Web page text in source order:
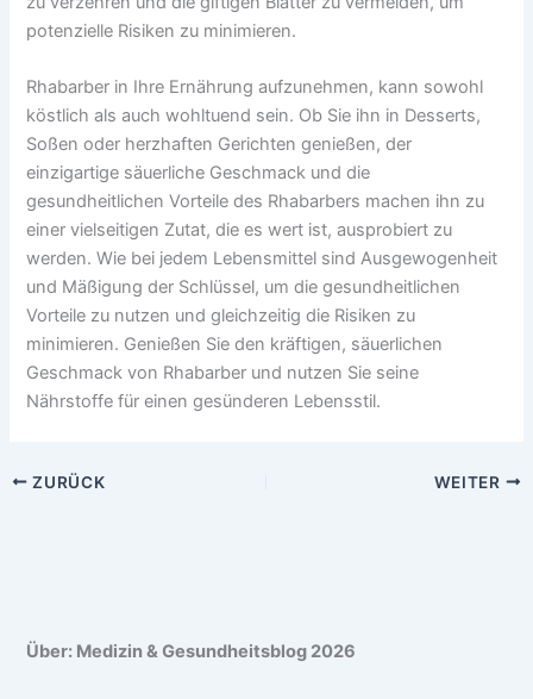
potenzielle Risiken zu minimieren.
Rhabarber in Ihre Ernährung aufzunehmen, kann sowohl
köstlich als auch wohltuend sein. Ob Sie ihn in Desserts,
Soßen oder herzhaften Gerichten genießen, der
einzigartige säuerliche Geschmack und die
gesundheitlichen Vorteile des Rhabarbers machen ihn zu
einer vielseitigen Zutat, die es wert ist, ausprobiert zu
werden. Wie bei jedem Lebensmittel sind Ausgewogenheit
und Mäßigung der Schlüssel, um die gesundheitlichen
Vorteile zu nutzen und gleichzeitig die Risiken zu
minimieren. Genießen Sie den kräftigen, säuerlichen
Geschmack von Rhabarber und nutzen Sie seine
Nährstoffe für einen gesünderen Lebensstil.
ZURÜCK WEITER
Über: Medizin & Gesundheitsblog 2026